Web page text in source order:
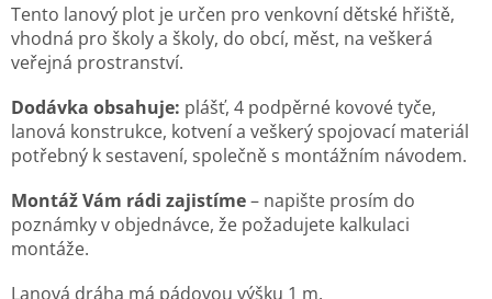
Tento lanový plot je určen pro venkovní dětské hřiště,
vhodná pro školy a školy, do obcí, měst, na veškerá
veřejná prostranství.
Dodávka obsahuje: plášť, 4 podpěrné kovové tyče,
lanová konstrukce, kotvení a veškerý spojovací materiál
potřebný k sestavení, společně s montážním návodem.
Montáž Vám rádi zajistíme– napište prosím do
poznámky v objednávce, že požadujete kalkulaci
montáže.
Lanová dráha má pádovou výšku 1 m.